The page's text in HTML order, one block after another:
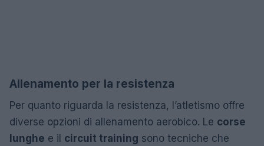
Allenamento per la resistenza
Per quanto riguarda la resistenza, l’atletismo offre
diverse opzioni di allenamento aerobico. Le corse
lunghe e il circuit training sono tecniche che